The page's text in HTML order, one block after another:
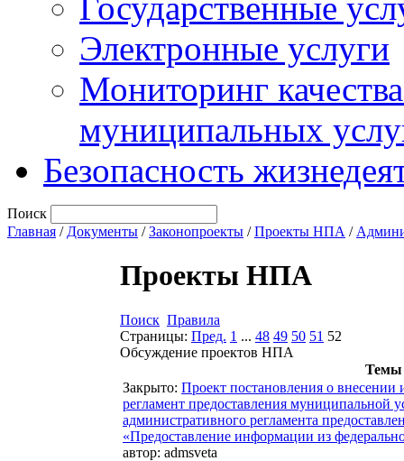
Электронные услуги
Мониторинг
муниципальных
Безопасность
Поиск
Главная / Документы /Законопроекты /Проекты НПА /
Проекты НПА
Поиск Правила
Страницы: Пред. 1 ... 48 49 50 51 52
Обсуждение проектов НПА
Темы
Закрыто: Проект постановления о
регламент предоставления муниципальной
административного регламента
«Предоставление информации из
автор: admsveta